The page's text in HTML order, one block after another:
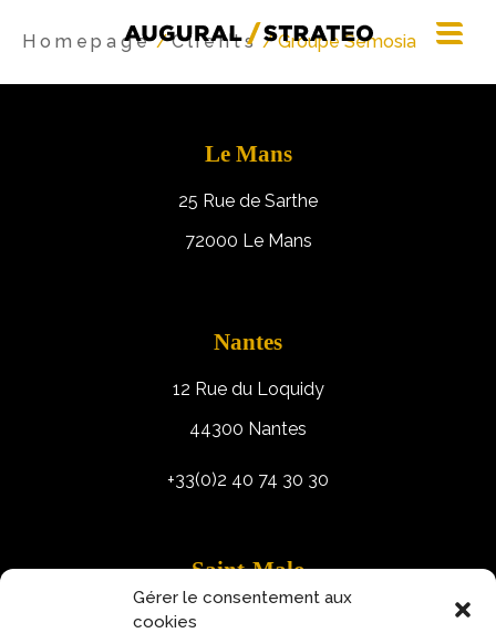
Gérer le consentement aux
cookies
Homepage/Clients / Groupe Semosia
Le Mans
25 Rue de Sarthe
72000 Le Mans
Nantes
12 Rue du Loquidy
44300 Nantes
+33(0)2 40 74 30 30
Saint-Malo
9 Rue Robert Schuman